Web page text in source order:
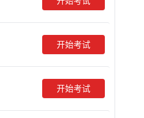
开始考试
开始考试